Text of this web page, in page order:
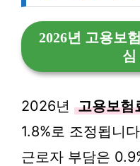
2026년 고용보
심
2026년 고용보험
1.8%로 조정됩니
근로자 부담은